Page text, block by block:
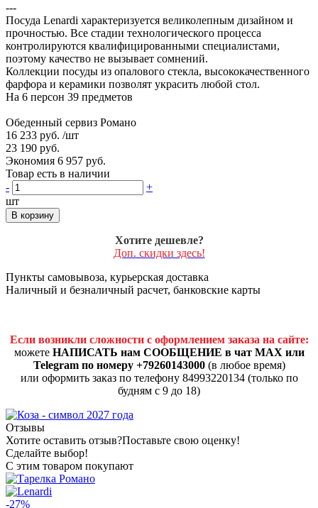
---
Посуда Lenardi характеризуется великолепным дизайном и
прочностью. Все стадии технологического процесса
контролируются квалифицированными специалистами,
поэтому качество не вызывает сомнений.
Коллекции посуды из опалового стекла, высококачественного
фарфора и керамики позволят украсить любой стол.
На 6 персон 39 предметов
Обеденный сервиз Романо
16 233 руб. /шт
23 190 руб.
Экономия 6 957 руб.
Товар есть в наличии
-
+
шт
В корзину
Хотите дешевле?
Доп. скидки здесь!
Пункты самовывоза, курьерская доставка
Наличный и безналичный расчет, банковские карты
Если возникли сложности с оформлением заказа на сайте:
можете НАПИСАТЬ нам СООБЩЕНИЕ в чат MAX или
Telegram по номеру +79260143000(в любое время)
или оформить заказ по телефону 84993220134 (только по
будням с 9 до 18)
Отзывы
Хотите оставить отзыв?Поставьте свою оценку!
Сделайте выбор!
С этим товаром покупают
-27%